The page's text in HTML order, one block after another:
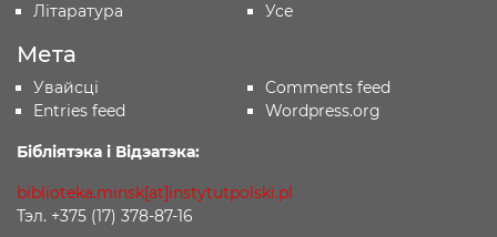
Літаратура
Усе
Мета
Увайсці
Entries feed
Comments feed
Wordpress.org
Бібліятэка і Відэатэка:
biblioteka.minsk[at]instytutpolski.pl
Тэл. +375 (17) 378-87-16